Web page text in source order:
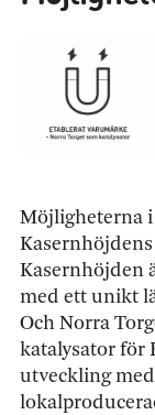
Möjligheterna
Kasernhöjden
med ett unikt
Och Norra
katalysator för
utveckling